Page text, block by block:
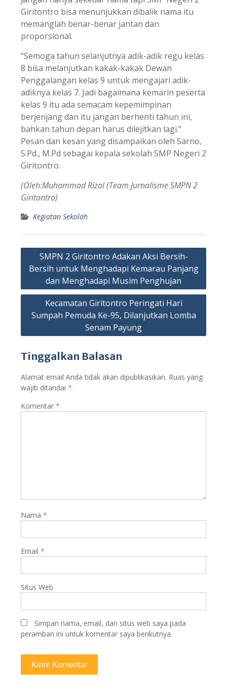
Giritontro bisa menunjukkan dibalik nama itu
memanglah benar-benar jantan dan
proporsional.
“Semoga tahun selanjutnya adik-adik regu kelas
8 bisa melanjutkan kakak-kakak Dewan
Penggalangan kelas 9 untuk mengajari adik-
adiknya kelas 7. Jadi bagaimana kemarin peserta
kelas 9 itu ada semacam kepemimpinan
berjenjang dan itu jangan berhenti tahun ini,
bahkan tahun depan harus dilejitkan lagi.”
Pesan dan kesan yang disampaikan oleh Sarno,
S.Pd., M.Pd sebagai kepala sekolah SMP Negeri 2
Giritontro.
(Oleh:Muhammad Rizal (Team Jurnalisme SMPN 2
Giritontro)
Kegiatan Sekolah
Navigasi
pos
SMPN 2 Giritontro Adakan Aksi Bersih-
Bersih untuk Menghadapi Kemarau Panjang
dan Menghadapi Musim Penghujan
Kecamatan Giritontro Peringati Hari
Sumpah Pemuda Ke-95, Dilanjutkan Lomba
Senam Payung
Tinggalkan Balasan
Alamat email Anda tidak akan dipublikasikan. Ruas yang
wajib ditandai *
Komentar *
Nama *
Email *
Situs Web
Simpan nama, email, dan situs web saya pada
peramban ini untuk komentar saya berikutnya.